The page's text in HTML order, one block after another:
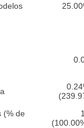
(% de